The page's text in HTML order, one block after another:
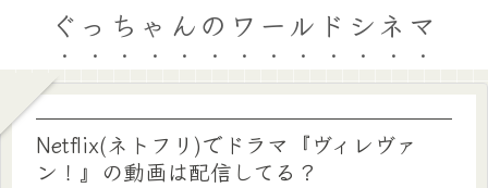
ぐっちゃんのワールドシネマ
Netflix(ネトフリ)でドラマ『ヴィレヴァ
ン！』の動画は配信してる？